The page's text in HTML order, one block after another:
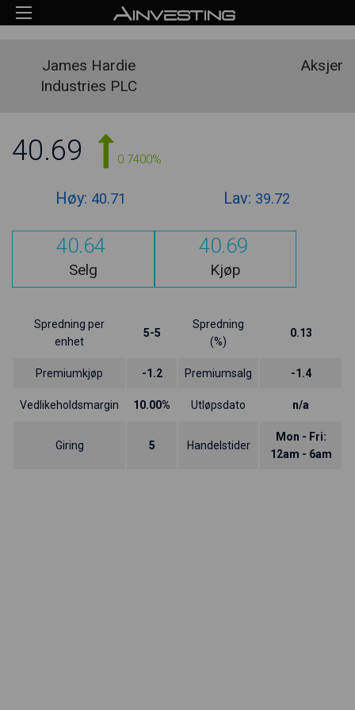
James Hardie
Industries PLC
Aksjer
40.69 0.7400%
Høy: 40.71 Lav: 39.72
40.64
Selg
40.69
Kjøp
Spredning per
enhet
5-5
Spredning
(%)
0.13
Premiumkjøp -1.2 Premiumsalg -1.4
Vedlikeholdsmargin 10.00% Utløpsdato n/a
Giring 5 Handelstider
Mon - Fri:
12am - 6am